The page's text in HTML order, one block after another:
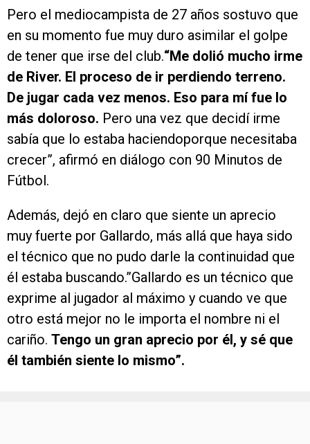
Pero el mediocampista de 27 años sostuvo que
en su momento fue muy duro asimilar el golpe
de tener que irse del club.“Me dolió mucho irme
de River. El proceso de ir perdiendo terreno.
De jugar cada vez menos. Eso para mí fue lo
más doloroso. Pero una vez que decidí irme
sabía que lo estaba haciendoporque necesitaba
crecer”, afirmó en diálogo con 90 Minutos de
Fútbol.
Además, dejó en claro que siente un aprecio
muy fuerte por Gallardo, más allá que haya sido
el técnico que no pudo darle la continuidad que
él estaba buscando.”Gallardo es un técnico que
exprime al jugador al máximo y cuando ve que
otro está mejor no le importa el nombre ni el
cariño. Tengo un gran aprecio por él, y sé que
él también siente lo mismo”.